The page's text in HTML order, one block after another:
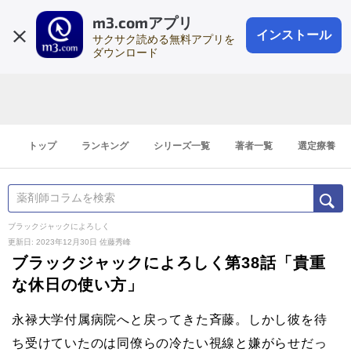
m3.comアプリ
サクサク読める無料アプリを
ダウンロード
インストール
会員登録
登録1分
トップ ランキング シリーズ一覧 著者一覧 選定療養
ブラックジャックによろしく
更新日: 2023年12月30日 佐藤秀峰
ブラックジャックによろしく第38話「貴重
な休日の使い方」
永禄大学付属病院へと戻ってきた斉藤。しかし彼を待
ち受けていたのは同僚らの冷たい視線と嫌がらせだっ